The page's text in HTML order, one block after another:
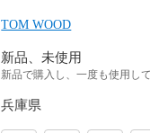
TOM WOOD
新品、未使用
新品で購入し、一度も使用し
兵庫県